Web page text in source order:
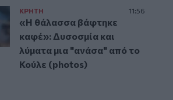
ΚΡΗΤΗ 11:56
«Η θάλασσα βάφτηκε
καφέ»: Δυσοσμία και
λύματα μια "ανάσα" από το
Κούλε (photos)